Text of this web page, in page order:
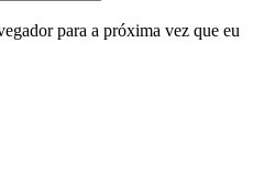
para a próxima vez que eu